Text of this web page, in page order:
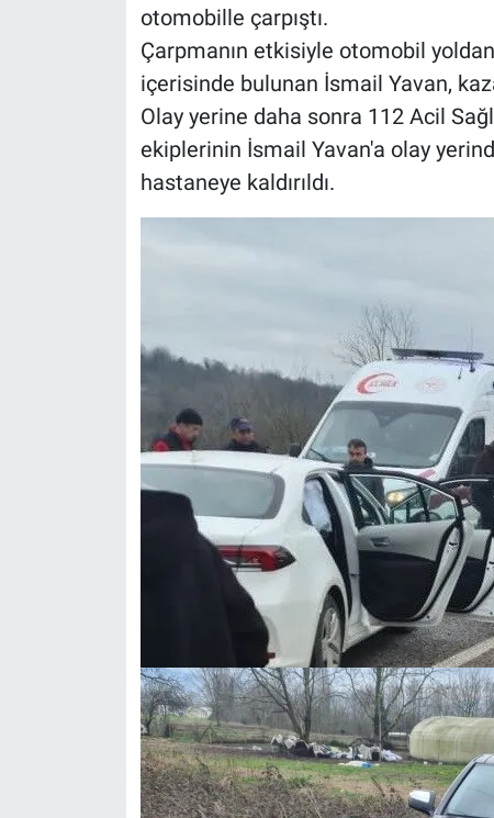
otomobille çarpıştı.
Çarpmanın etkisiyle otomobil
içerisinde bulunan İsmail Yavan,
Olay yerine daha sonra 112 Acil
ekiplerinin İsmail Yavan'a olay
hastaneye kaldırıldı.